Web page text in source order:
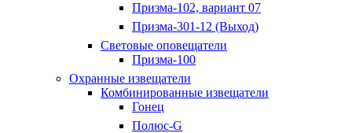
Призма-102, вариант 07
Призма-301-12 (Выход)
Световые оповещатели
Призма-100
Охранные извещатели
Комбинированные извещатели
Гонец
Полюс-G